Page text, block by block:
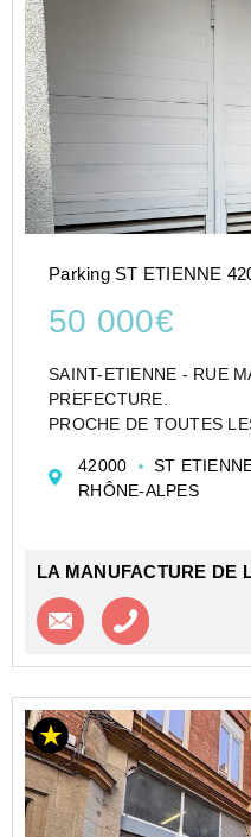
Parking ST ETIENNE
50 000€
SAINT-ETIENNE - RUE
PREFECTURE.
PROCHE DE TOUTES
(TRAMWAY/GARE DE
DANS UNE PETITE
LOT...
42000 ST
RHÔNE-ALPES
LA MANUFACTURE DE
Contacter l'agence